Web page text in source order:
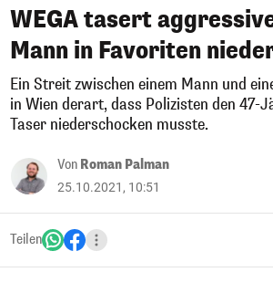
WEGA tasert
Mann in Favoriten
Ein Streit zwischen einem Mann und
in Wien derart, dass Polizisten den 47-
Taser niederschocken musste.
Von Roman Palman
25.10.2021, 10:51
Teilen